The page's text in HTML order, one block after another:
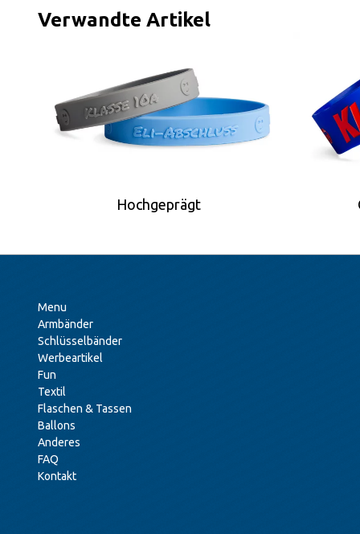
Verwandte Artikel
Hochgeprägt
Menu
Armbänder
Schlüsselbänder
Werbeartikel
Fun
Textil
Flaschen & Tassen
Ballons
Anderes
FAQ
Kontakt